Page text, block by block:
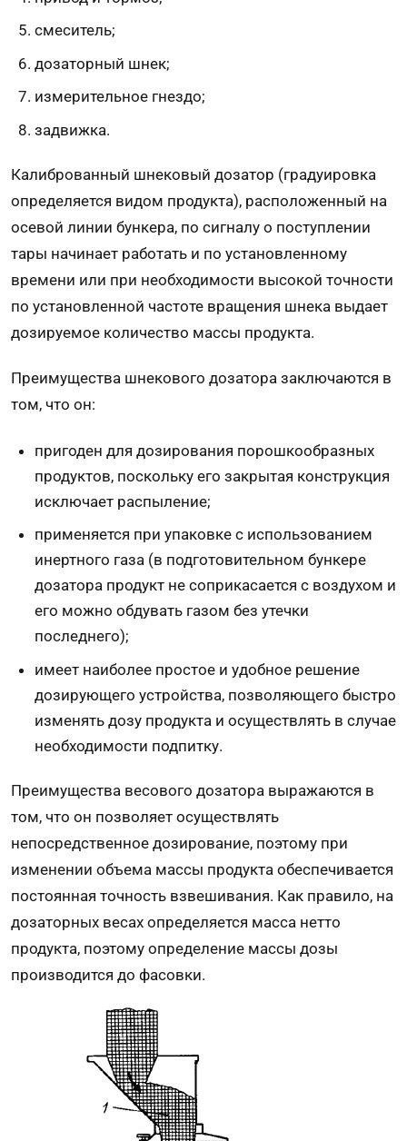
смеситель;
дозаторный шнек;
измерительное гнездо;
задвижка.
Калиброванный шнековый дозатор (градуировка
определяется видом продукта), расположенный на
осевой линии бункера, по сигналу о поступлении
тары начинает работать и по установленному
времени или при необходимости высокой точности
по установленной частоте вращения шнека выдает
дозируемое количество массы продукта.
Преимущества шнекового дозатора заключаются в
том, что он:
пригоден для дозирования порошкообразных
продуктов, поскольку его закрытая конструкция
исключает распыление;
применяется при упаковке с использованием
инертного газа (в подготовительном бункере
дозатора продукт не соприкасается с воздухом и
его можно обдувать газом без утечки
последнего);
имеет наиболее простое и удобное решение
дозирующего устройства, позволяющего быстро
изменять дозу продукта и осуществлять в случае
необходимости подпитку.
Преимущества весового дозатора выражаются в
том, что он позволяет осуществлять
непосредственное дозирование, поэтому при
изменении объема массы продукта обеспечивается
постоянная точность взвешивания. Как правило, на
дозаторных весах определяется масса нетто
продукта, поэтому определение массы дозы
производится до фасовки.